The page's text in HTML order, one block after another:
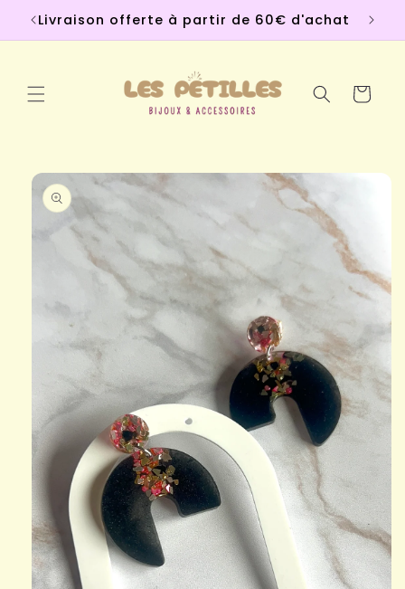
passer
au
Livraison offerte à partir de 60€ d'achat
Panier
Passer aux
informations
produits